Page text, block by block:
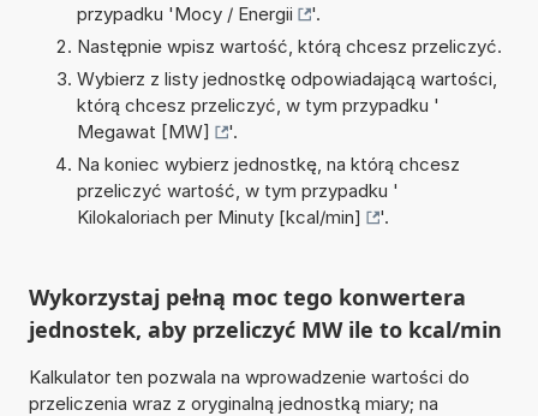
przypadku 'Mocy / Energii
'.
Następnie wpisz wartość, którą chcesz przeliczyć.
Wybierz z listy jednostkę odpowiadającą wartości,
którą chcesz przeliczyć, w tym przypadku '
Megawat [MW]
'.
Na koniec wybierz jednostkę, na którą chcesz
przeliczyć wartość, w tym przypadku '
Kilokaloriach per Minuty [kcal/min]
'.
Wykorzystaj pełną moc tego konwertera
jednostek, aby przeliczyć MW ile to kcal/min
Kalkulator ten pozwala na wprowadzenie wartości do
przeliczenia wraz z oryginalną jednostką miary; na